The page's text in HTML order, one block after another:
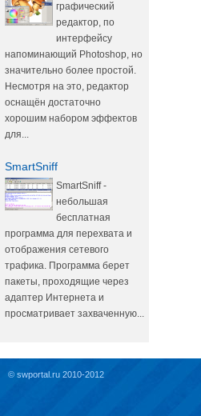
графический
редактор, по
интерфейсу
напоминающий Photoshop, но
значительно более простой.
Несмотря на это, редактор
оснащён достаточно
хорошим набором эффектов
для...
SmartSniff
SmartSniff -
небольшая
бесплатная
программа для перехвата и
отображения сетевого
трафика. Программа берет
пакеты, проходящие через
адаптер Интернета и
просматривает захваченную...
© swportal.ru 2010-2012